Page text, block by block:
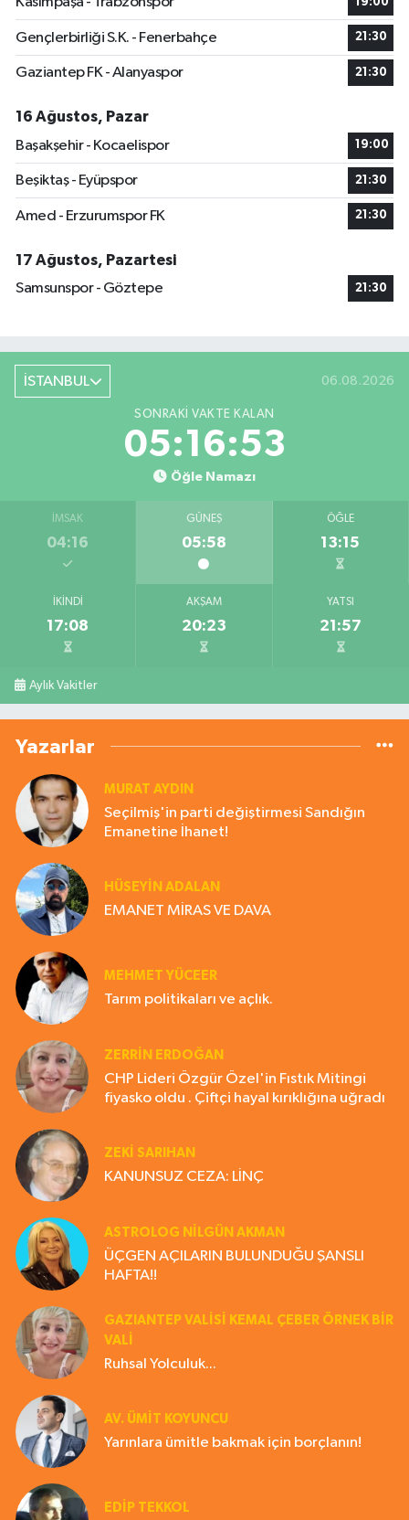
Gençlerbirliği S.K. - Fenerbahçe 21:30
Gaziantep FK - Alanyaspor 21:30
16 Ağustos, Pazar
Başakşehir - Kocaelispor
19:00
Beşiktaş - Eyüpspor 21:30
Amed - Erzurumspor FK 21:30
17 Ağustos, Pazartesi
Samsunspor - Göztepe
21:30
İSTANBUL 06.08.2026
SONRAKI VAKTE KALAN
05:16:53
Öğle Namazı
İMSAK
04:16
GÜNEŞ
05:58
ÖĞLE
13:15
İKINDI
17:08
AKŞAM
20:23
YATSI
21:57
Aylık Vakitler
Yazarlar
MURAT AYDIN
Seçilmiş'in parti değiştirmesi Sandığın
Emanetine İhanet!
HÜSEYIN ADALAN
EMANET MİRAS VE DAVA
MEHMET YÜCEER
Tarım politikaları ve açlık.
ZERRIN ERDOĞAN
CHP Lideri Özgür Özel'in Fıstık Mitingi
fiyasko oldu . Çiftçi hayal kırıklığına uğradı
ZEKI SARIHAN
KANUNSUZ CEZA: LİNÇ
ASTROLOG NILGÜN AKMAN
ÜÇGEN AÇILARIN BULUNDUĞU ŞANSLI
HAFTA!!
GAZIANTEP VALISI KEMAL ÇEBER ÖRNEK BİR
VALİ
Ruhsal Yolculuk...
AV. ÜMIT KOYUNCU
Yarınlara ümitle bakmak için borçlanın!
EDIP TEKKOL